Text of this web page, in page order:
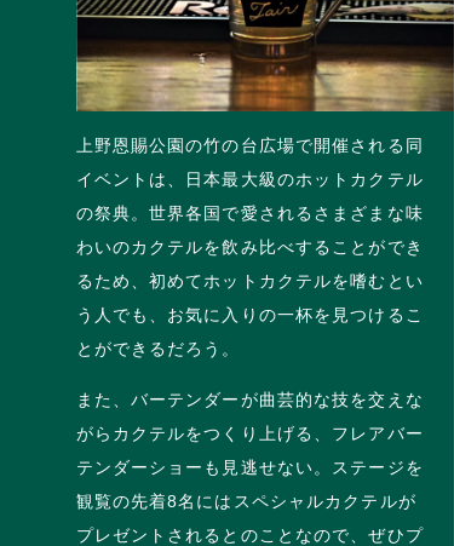
上野恩賜公園の竹の台広場で開催される同
イベントは、日本最大級のホットカクテル
の祭典。世界各国で愛されるさまざまな味
わいのカクテルを飲み比べすることができ
るため、初めてホットカクテルを嗜むとい
う人でも、お気に入りの一杯を見つけるこ
とができるだろう。
また、バーテンダーが曲芸的な技を交えな
がらカクテルをつくり上げる、フレアバー
テンダーショーも見逃せない。ステージを
観覧の先着8名にはスペシャルカクテルが
プレゼントされるとのことなので、ぜひプ